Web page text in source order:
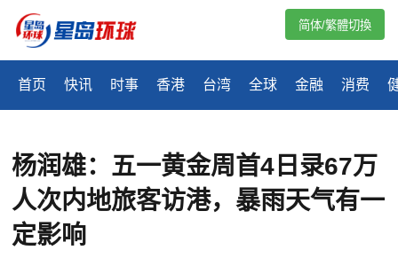
首页 快讯 时事 香港 台湾 全球 金融 消费
简体/繁體切換
杨润雄：五一黄金周首4日录67万
人次内地旅客访港，暴雨天气有一
定影响